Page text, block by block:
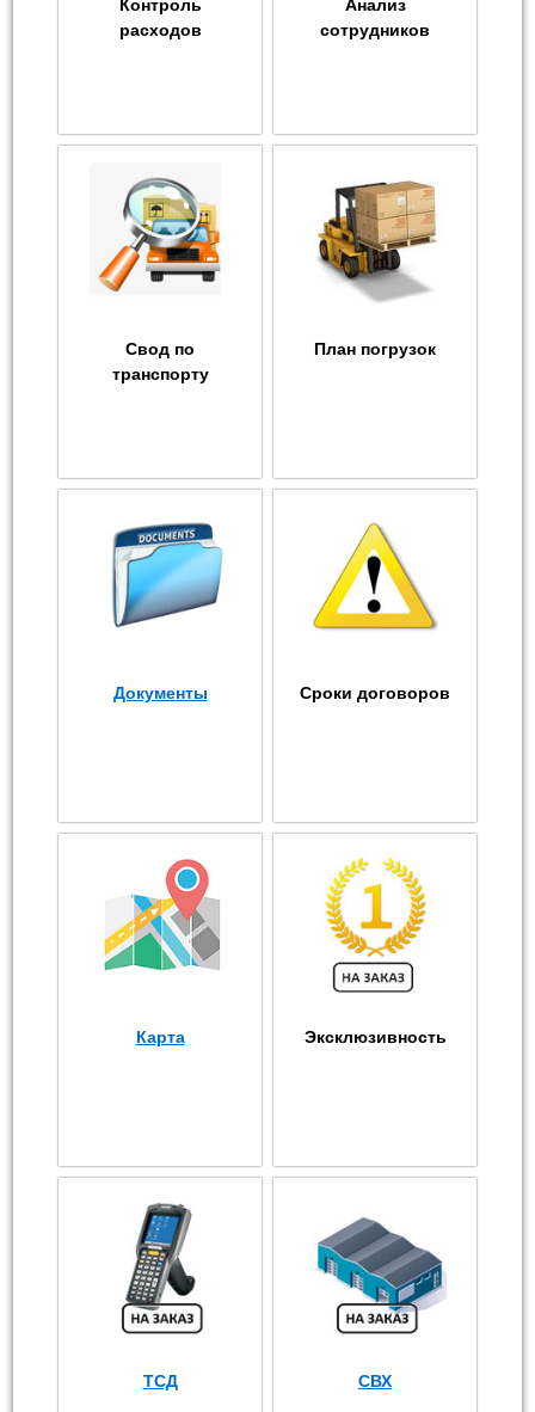
Контроль
расходов
Анализ
сотрудников
Свод по
транспорту
План погрузок
Документы Сроки договоров
Карта Эксклюзивность
ТСД СВХ